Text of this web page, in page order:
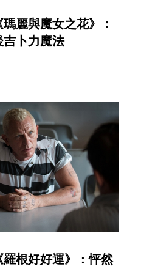
麗與魔女之花》：
吉卜力魔法
根好好運》：怦然